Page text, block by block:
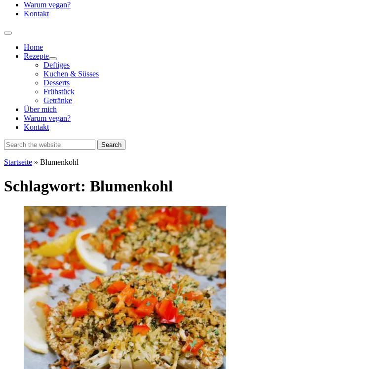
Warum vegan?
Kontakt
Home
Rezepte
Show
sub
menu
Deftiges
Kuchen & Süsses
Desserts
Frühstück
Getränke
Über mich
Warum vegan?
Kontakt
Startseite » Blumenkohl
Schlagwort: Blumenkohl